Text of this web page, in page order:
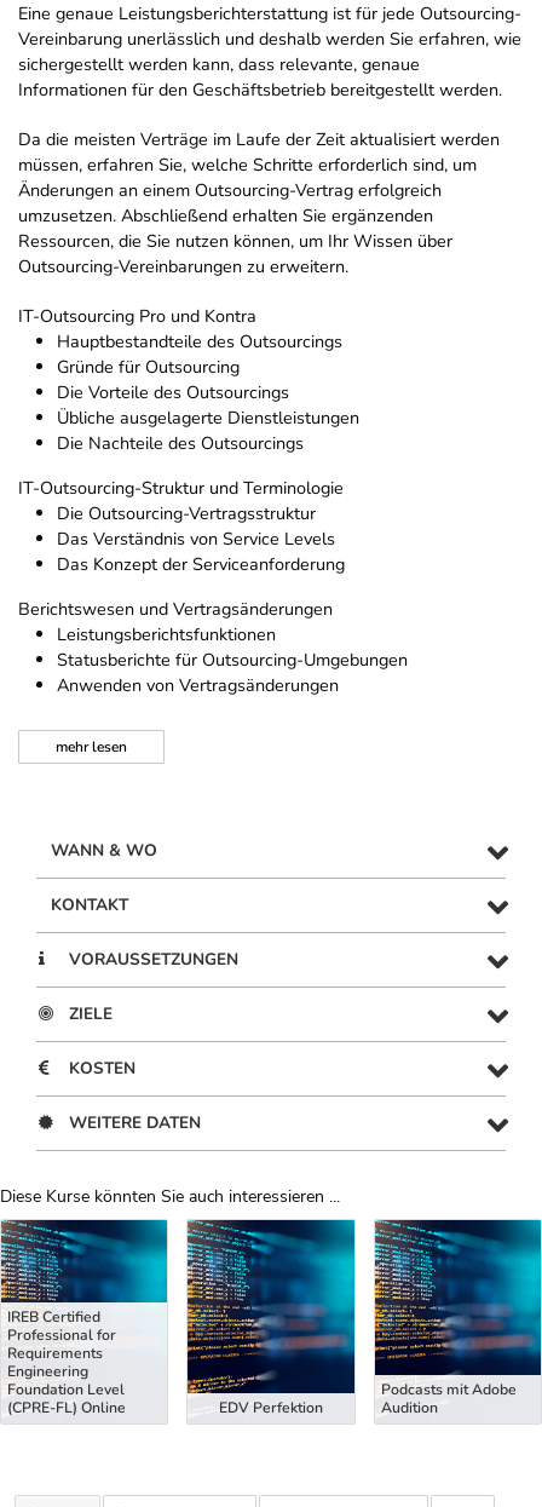
Eine genaue Leistungsberichterstattung ist für jede Outsourcing-
Vereinbarung unerlässlich und deshalb werden Sie erfahren, wie
sichergestellt werden kann, dass relevante, genaue
Informationen für den Geschäftsbetrieb bereitgestellt werden.
Da die meisten Verträge im Laufe der Zeit aktualisiert werden
müssen, erfahren Sie, welche Schritte erforderlich sind, um
Änderungen an einem Outsourcing-Vertrag erfolgreich
umzusetzen. Abschließend erhalten Sie ergänzenden
Ressourcen, die Sie nutzen können, um Ihr Wissen über
Outsourcing-Vereinbarungen zu erweitern.
IT-Outsourcing Pro und Kontra
Hauptbestandteile des Outsourcings
Gründe für Outsourcing
Die Vorteile des Outsourcings
Übliche ausgelagerte Dienstleistungen
Die Nachteile des Outsourcings
IT-Outsourcing-Struktur und Terminologie
Die Outsourcing-Vertragsstruktur
Das Verständnis von Service Levels
Das Konzept der Serviceanforderung
Berichtswesen und Vertragsänderungen
Leistungsberichtsfunktionen
Statusberichte für Outsourcing-Umgebungen
Anwenden von Vertragsänderungen
mehrlesen
WANN & WO
KONTAKT
VORAUSSETZUNGEN
ZIELE
KOSTEN
WEITERE DATEN
Diese Kurse könnten Sie auch interessieren ...
Uber Weiterbildungsvorschläge
IREB Certified
Professional for
Requirements
Engineering
Foundation Level
(CPRE-FL) Online
EDV Perfektion
Podcasts mit Adobe
Audition